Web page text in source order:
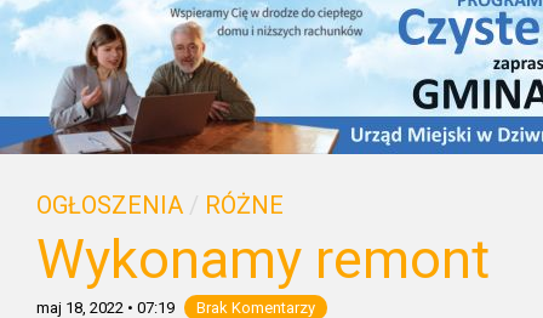
OGŁOSZENIA / RÓŻNE
Wykonamy remont
maj 18, 2022 • 07:19 Brak Komentarzy